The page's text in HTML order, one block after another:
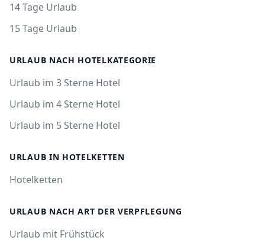
14 Tage Urlaub
15 Tage Urlaub
URLAUB NACH HOTELKATEGORIE
Urlaub im 3 Sterne Hotel
Urlaub im 4 Sterne Hotel
Urlaub im 5 Sterne Hotel
URLAUB IN HOTELKETTEN
Hotelketten
URLAUB NACH ART DER VERPFLEGUNG
Urlaub mit Frühstück